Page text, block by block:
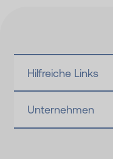
Hilfreiche Links
Unternehmen